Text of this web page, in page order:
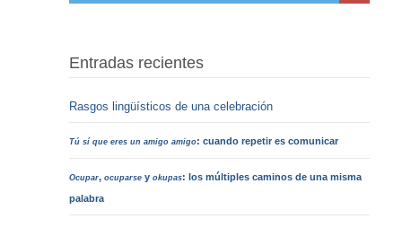
Entradas recientes
Rasgos lingüísticos de una celebración
Tú sí que eres un amigo amigo: cuando repetir es comunicar
Ocupar,ocuparse yokupas: los múltiples caminos de una misma
palabra